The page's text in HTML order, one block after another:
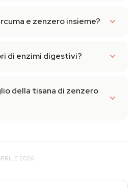
e zenzero insieme?
di enzimi digestivi?
della tisana di zenzero
2026